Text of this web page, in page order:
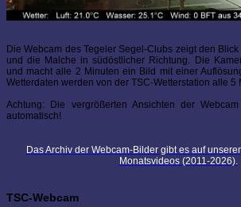
Die Webcam des Tegeler Segel-Clubs zeigt den
und die Malche in südöstlicher Richtung. Die
und macht alle 2 Minuten ein Bild mit einer
Wetterdaten werden von der TSC-Wetterstation alle 5
Achtung: Die vergrößerten Ansichten der
automatisch!
Das Archiv der Webcam-Bilder gibt es auf
Monatsvideos (2011-2026).
TSC-Webcam